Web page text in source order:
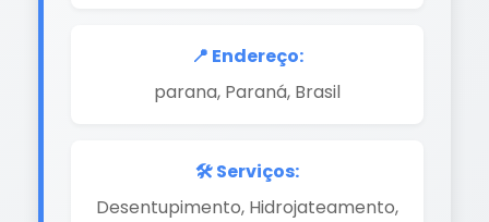
📍 Endereço:
parana, Paraná, Brasil
🛠️ Serviços:
Desentupimento, Hidrojateamento,